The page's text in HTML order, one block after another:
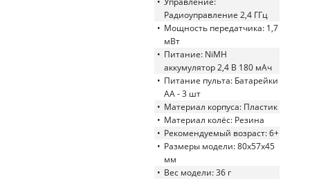
Радиоуправление 2,4 ГГц
Мощность передатчика: 1,7
мВт
Питание: NiMH
аккумулятор 2,4 В 180 мАч
Питание пульта: Батарейки
АА - 3 шт
Материал корпуса: Пластик
Материал колёс: Резина
Рекомендуемый возраст: 6+
Размеры модели: 80х57х45
мм
Вес модели: 36 г